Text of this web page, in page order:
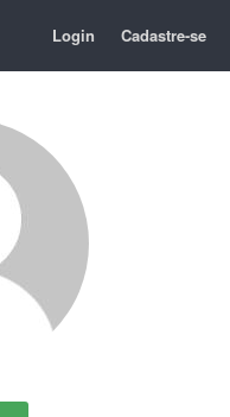
Login Cadastre-se